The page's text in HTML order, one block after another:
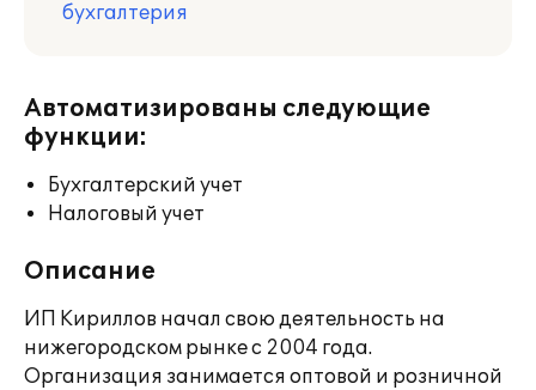
бухгалтерия
Автоматизированы следующие
функции:
Бухгалтерский учет
Налоговый учет
Описание
ИП Кириллов начал свою деятельность на
нижегородском рынке с 2004 года.
Организация занимается оптовой и розничной